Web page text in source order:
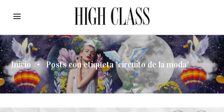
Inicio • Posts con etiqueta "circuito de la moda"